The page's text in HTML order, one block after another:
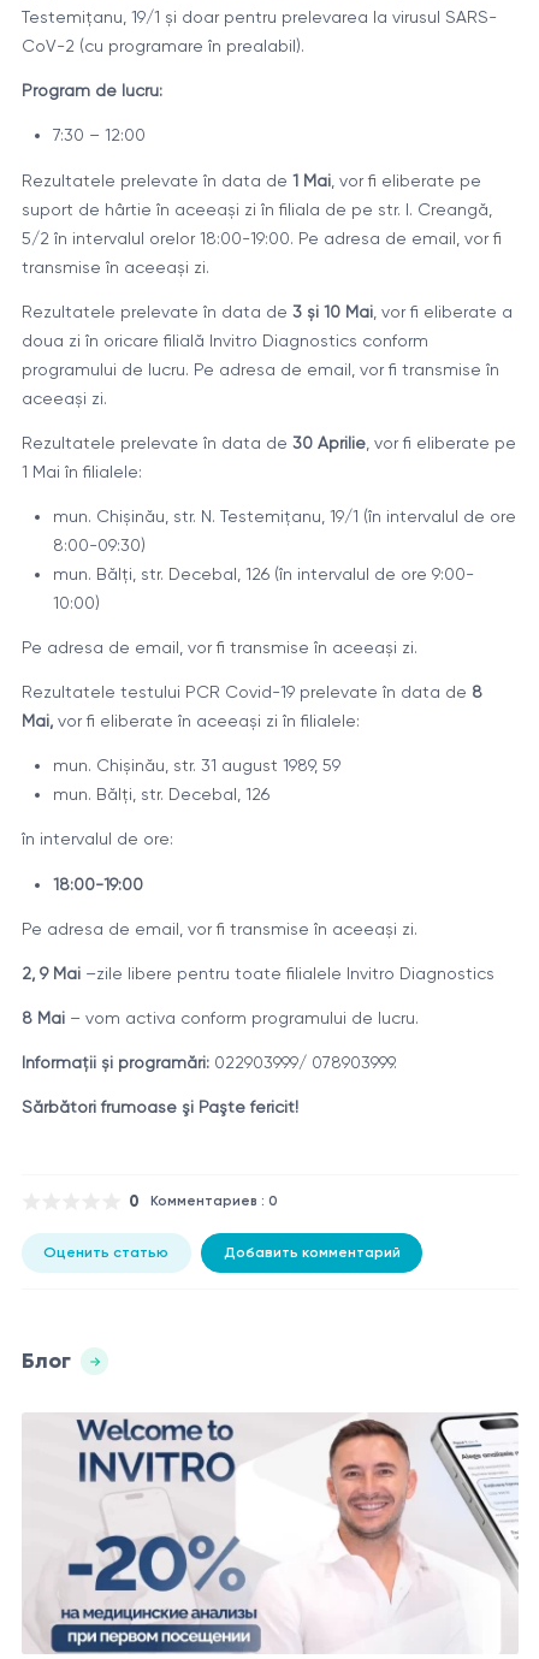
Testemițanu, 19/1 și doar pentru prelevarea la virusul SARS-
CoV-2 (cu programare în prealabil).
Program de lucru:
7:30 – 12:00
Rezultatele prelevate în data de 1 Mai, vor fi eliberate pe
suport de hârtie în aceeași zi în filiala de pe str. I. Creangă,
5/2 în intervalul orelor 18:00-19:00. Pe adresa de email, vor fi
transmise în aceeași zi.
Rezultatele prelevate în data de 3 și 10 Mai, vor fi eliberate a
doua zi în oricare filială Invitro Diagnostics conform
programului de lucru. Pe adresa de email, vor fi transmise în
aceeași zi.
Rezultatele prelevate în data de 30 Aprilie, vor fi eliberate pe
1 Mai în filialele:
mun. Chișinău, str. N. Testemițanu, 19/1 (în intervalul de ore
8:00-09:30)
mun. Bălți, str. Decebal, 126 (în intervalul de ore 9:00-
10:00)
Pe adresa de email, vor fi transmise în aceeași zi.
Rezultatele testului PCR Covid-19 prelevate în data de 8
Mai,vor fi eliberate în aceeași zi în filialele:
mun. Chișinău, str. 31 august 1989, 59
mun. Bălți, str. Decebal, 126
în intervalul de ore:
18:00-19:00
Pe adresa de email, vor fi transmise în aceeași zi.
2, 9 Mai –zile libere pentru toate filialele Invitro Diagnostics
8 Mai – vom activa conform programului de lucru.
Informații și programări: 022903999/ 078903999.
Sărbători frumoase şi Paşte fericit!
0 Комментариев : 0
Оценить статью Добавить комментарий
Блог